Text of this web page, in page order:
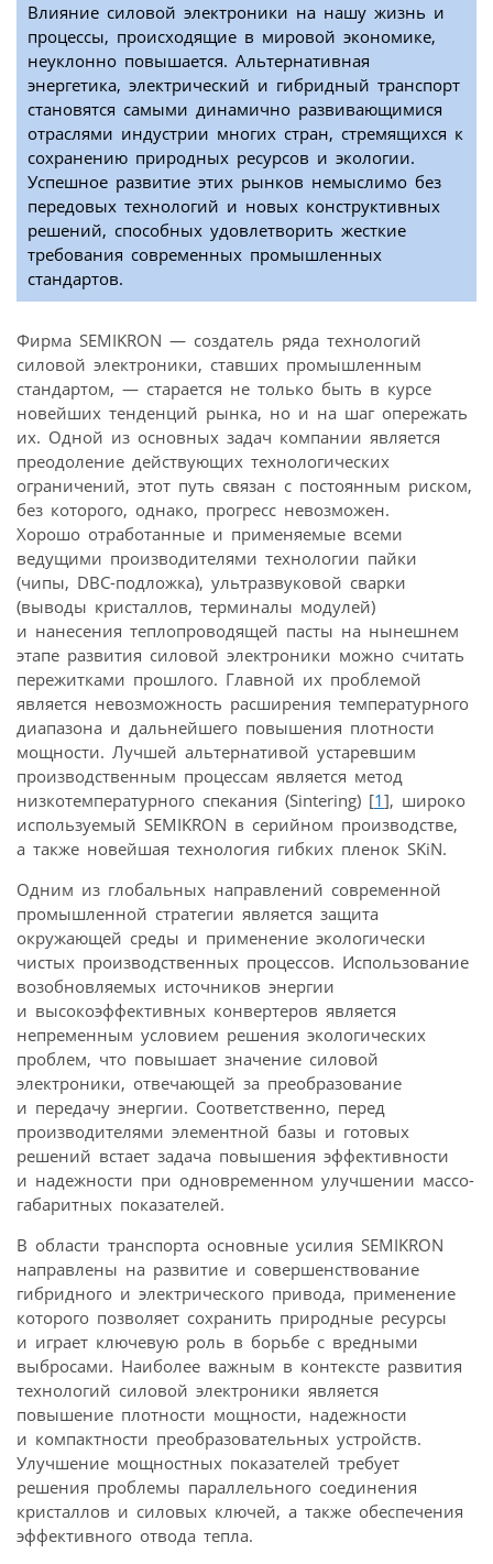
Влияние силовой электроники на нашу жизнь и
процессы, происходящие в мировой экономике,
неуклонно повышается. Альтернативная
энергетика, электрический и гибридный транспорт
становятся самыми динамично развивающимися
отраслями индустрии многих стран, стремящихся к
сохранению природных ресурсов и экологии.
Успешное развитие этих рынков немыслимо без
передовых технологий и новых конструктивных
решений, способных удовлетворить жесткие
требования современных промышленных
стандартов.
Фирма SEMIKRON — создатель ряда технологий
силовой электроники, ставших промышленным
стандартом, — старается не только быть в курсе
новейших тенденций рынка, но и на шаг опережать
их. Одной из основных задач компании является
преодоление действующих технологических
ограничений, этот путь связан с постоянным риском,
без которого, однако, прогресс невозможен.
Хорошо отработанные и применяемые всеми
ведущими производителями технологии пайки
(чипы, DBC-подложка), ультразвуковой сварки
(выводы кристаллов, терминалы модулей)
и нанесения теплопроводящей пасты на нынешнем
этапе развития силовой электроники можно считать
пережитками прошлого. Главной их проблемой
является невозможность расширения температурного
диапазона и дальнейшего повышения плотности
мощности. Лучшей альтернативой устаревшим
производственным процессам является метод
низкотемпературного спекания (Sintering) [1], широко
используемый SEMIKRON в серийном производстве,
а также новейшая технология гибких пленок SKiN.
Одним из глобальных направлений современной
промышленной стратегии является защита
окружающей среды и применение экологически
чистых производственных процессов. Использование
возобновляемых источников энергии
и высокоэффективных конвертеров является
непременным условием решения экологических
проблем, что повышает значение силовой
электроники, отвечающей за преобразование
и передачу энергии. Соответственно, перед
производителями элементной базы и готовых
решений встает задача повышения эффективности
и надежности при одновременном улучшении массо-
габаритных показателей.
В области транспорта основные усилия SEMIKRON
направлены на развитие и совершенствование
гибридного и электрического привода, применение
которого позволяет сохранить природные ресурсы
и играет ключевую роль в борьбе с вредными
выбросами. Наиболее важным в контексте развития
технологий силовой электроники является
повышение плотности мощности, надежности
и компактности преобразовательных устройств.
Улучшение мощностных показателей требует
решения проблемы параллельного соединения
кристаллов и силовых ключей, а также обеспечения
эффективного отвода тепла.